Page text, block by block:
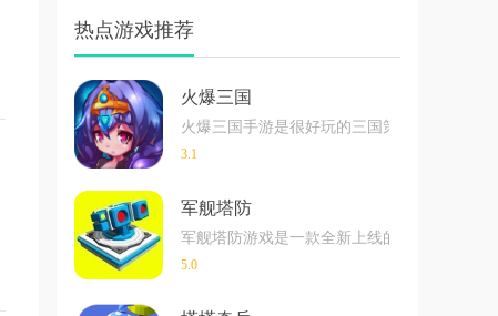
热点游戏推荐
火爆三国
火爆三国手游是很好玩的三国策略战争手游
3.1
军舰塔防
军舰塔防游戏是一款全新上线的惊险刺激的
5.0